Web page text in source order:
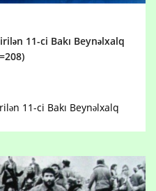
11-ci Bakı Beynəlxalq
11-ci Bakı Beynəlxalq